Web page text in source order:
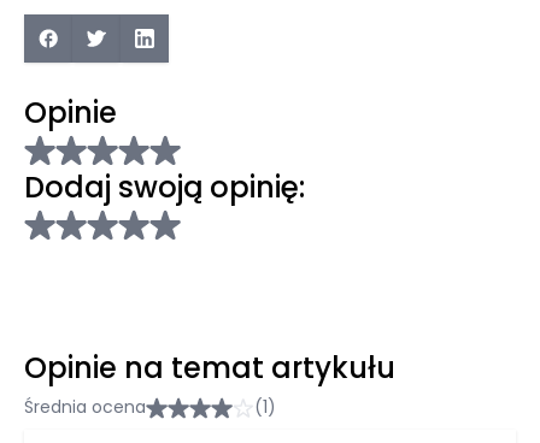
Opinie
Dodaj swoją opinię:
Opinie na temat artykułu
Średnia ocena (1)